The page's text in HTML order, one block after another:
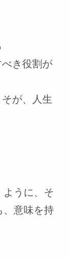
き役割が
が、人生
うに、そ
意味を持